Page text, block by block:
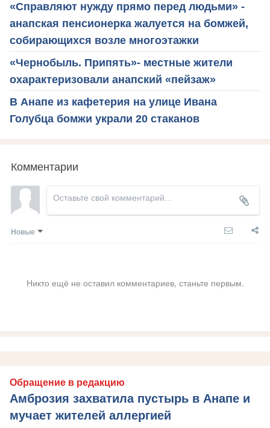
«Справляют нужду прямо перед людьми» -
анапская пенсионерка жалуется на бомжей,
собирающихся возле многоэтажки
«Чернобыль. Припять»- местные жители
охарактеризовали анапский «пейзаж»
В Анапе из кафетерия на улице Ивана
Голубца бомжи украли 20 стаканов
Комментарии
Новые
Никто ещё не оставил комментариев, станьте первым.
Обращение в редакцию
Амброзия захватила пустырь в Анапе и
мучает жителей аллергией